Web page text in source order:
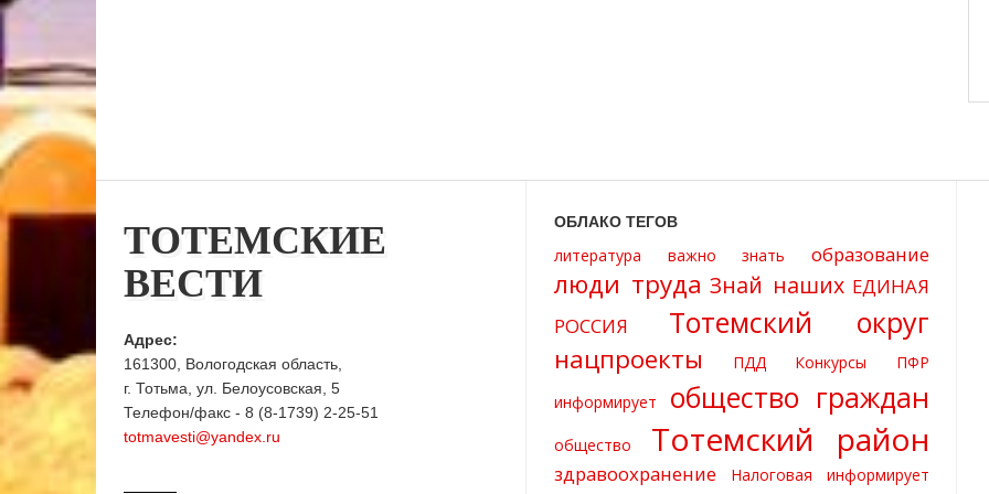
ТОТЕМСКИЕ
ВЕСТИ
Адрес:
161300, Вологодская область,
г. Тотьма, ул. Белоусовская, 5
Телефон/факс - 8 (8-1739) 2-25-51
totmavesti@yandex.ru
ОБЛАКО ТЕГОВ
литература важно знать образование
люди труда Знай наших ЕДИНАЯ
РОССИЯ
Тотемский округ
нацпроекты ПДД Конкурсы
ПФР
информирует
общество граждан
общество Тотемский район
здравоохранение Налоговая информирует